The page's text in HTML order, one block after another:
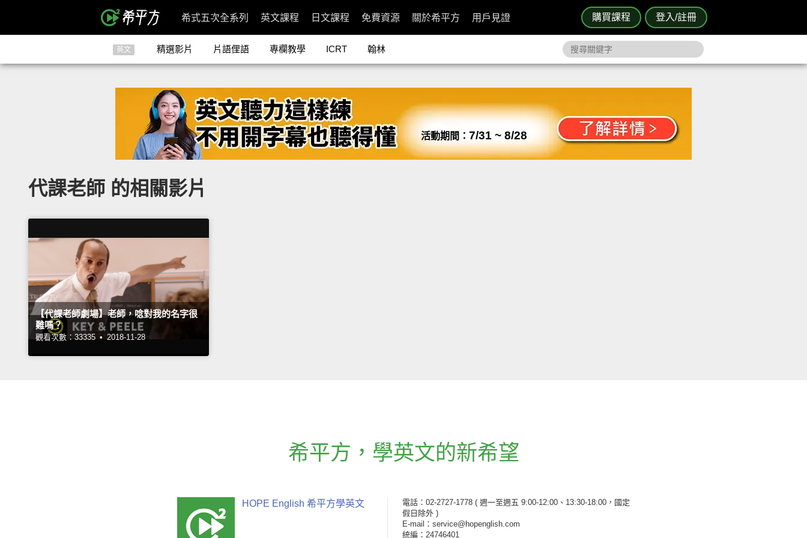
購買課程 登入/註冊
希式五次全系列 英文課程 日文課程 免費資源 關於希平方 用戶見證
英文 精選影片 片語俚語 專欄教學 ICRT 翰林
活動期間： 7/31 ~ 8/28
代課老師 的相關影片
【代課老師劇場】老師，唸對我的名字很
難嗎？
觀看次數：33335 • 2018-11-28
希平方 ， 學英文的新希望
HOPE English 希平方學英文 電話：02-2727-1778 ( 週一至週五 9:00-12:00、13:30-18:00，國定
假日除外 )
E-mail：service@hopenglish.com
統編：24746401